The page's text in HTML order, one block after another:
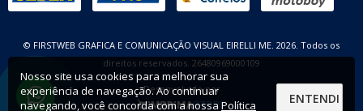
© FIRSTWEB GRAFICA E COMUNICAÇÃO VISUAL EIRELLI ME. 2026. Todos os
direitos reservados. 26480969000109
Desenvolvido por
Nosso site usa cookies para melhorar sua
experiência de navegação. Ao continuar
navegando, você concorda com a nossaPolítica ENTENDI